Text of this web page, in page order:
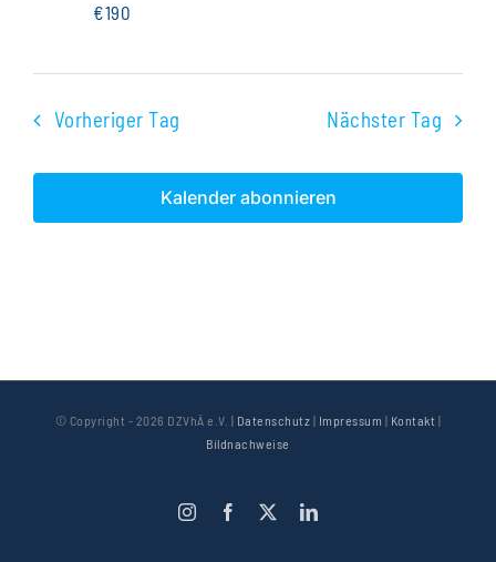
€190
Vorheriger Tag Nächster Tag
Kalender abonnieren
© Copyright - 2026 DZVhÄ e.V. | Datenschutz | Impressum | Kontakt |
Bildnachweise
InstagramFacebook LinkedIn